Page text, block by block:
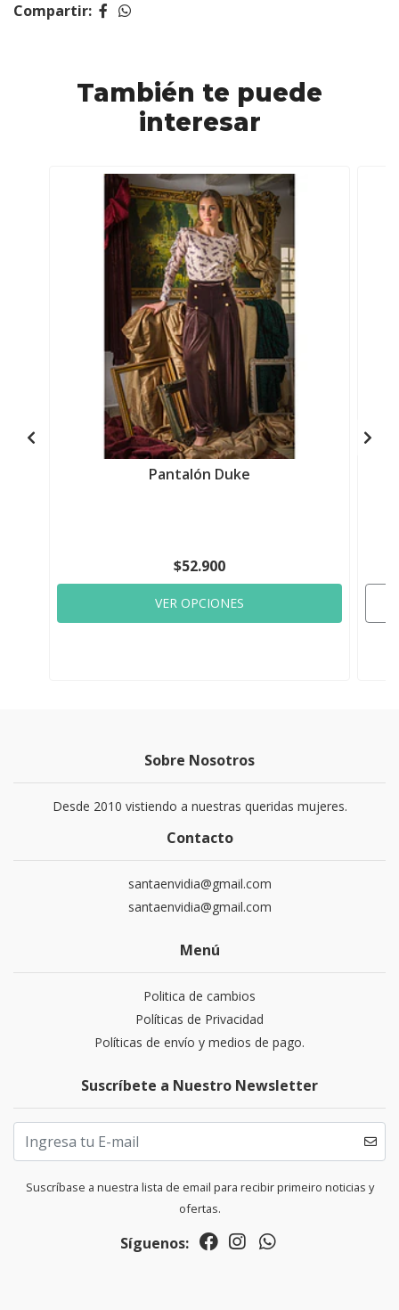
Compartir:
También te puede
interesar
Pantalón Duke
$52.900
VER OPCIONES
Sobre Nosotros
Desde 2010 vistiendo a nuestras queridas mujeres.
Contacto
santaenvidia@gmail.com
santaenvidia@gmail.com
Menú
Politica de cambios
Políticas de Privacidad
Políticas de envío y medios de pago.
Suscríbete a Nuestro Newsletter
Suscríbase a nuestra lista de email para recibir primeiro noticias y
ofertas.
Síguenos: